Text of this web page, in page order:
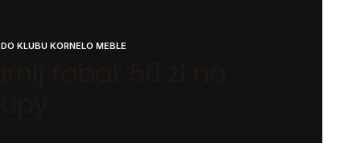
KLUBU KORNELO MEBLE